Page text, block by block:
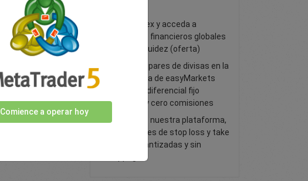
Opere forex y acceda a
mercados financieros globales
de gran liquidez (oferta)
Todos los pares de divisas en la
plataforma de easyMarkets
tienen un diferencial fijo
ajustado y cero comisiones
Opere con nuestra plataforma,
con órdenes de stop loss y take
profit garantizadas y sin
Comience a operar hoy